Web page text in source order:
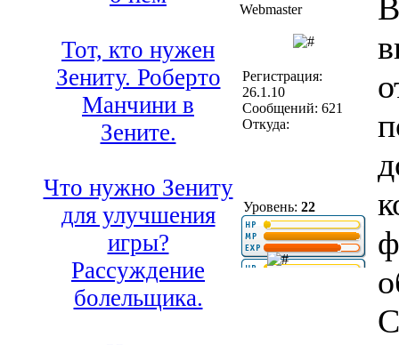
Тот, кто нужен
Зениту. Роберто
Манчини в
Зените.
Что нужно Зениту
для улучшения
игры?
Рассуждение
болельщика.
Webmaster
Регистрация:
26.1.10
Сообщений: 621
Откуда:
Уровень: 22